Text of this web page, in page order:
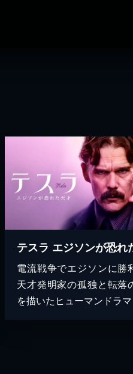
電流戦争でエジソンに勝
天才発明家の孤独と転落
を描いたヒューマンドラマ